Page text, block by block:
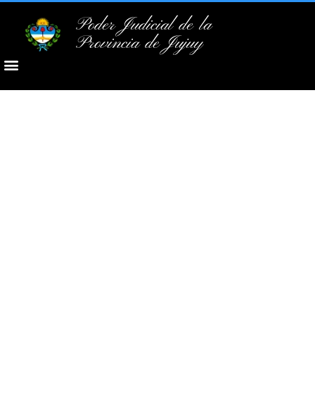
Poder Judicial de la
Provincia de Jujuy